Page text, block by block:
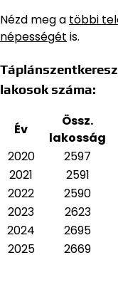
Nézd meg a többi
népességét is.
lakosok száma:
Év
Össz.
lakosság
2020
2597
2021
2591
2022
2590
2023
2623
2024
2695
2025
2669